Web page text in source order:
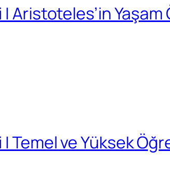
Aristoteles’in Yaşam
Temel ve Yüksek